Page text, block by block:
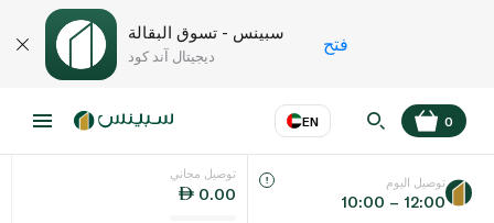
سبينس - تسوق البقالة
ديجيتال آند كود
فتح
EN
اللغة عر
0
توصيل مجاني
0.00
توصيل اليوم
10:00 – 12:00